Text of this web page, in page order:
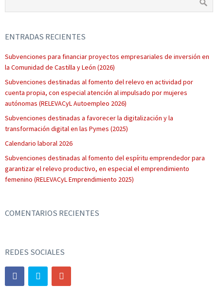
ENTRADAS RECIENTES
Subvenciones para financiar proyectos empresariales de inversión en
la Comunidad de Castilla y León (2026)
Subvenciones destinadas al fomento del relevo en actividad por
cuenta propia, con especial atención al impulsado por mujeres
autónomas (RELEVACyL Autoempleo 2026)
Subvenciones destinadas a favorecer la digitalización y la
transformación digital en las Pymes (2025)
Calendario laboral 2026
Subvenciones destinadas al fomento del espíritu emprendedor para
garantizar el relevo productivo, en especial el emprendimiento
femenino (RELEVACyL Emprendimiento 2025)
COMENTARIOS RECIENTES
REDES SOCIALES